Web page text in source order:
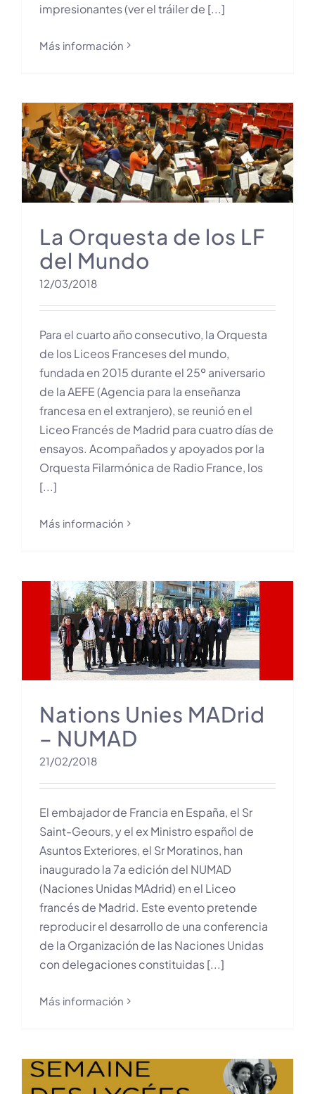
impresionantes (ver el tráiler de [...]
Más información
La Orquesta de los LF
del Mundo
12/03/2018
Para el cuarto año consecutivo, la Orquesta
de los Liceos Franceses del mundo,
fundada en 2015 durante el 25º aniversario
de la AEFE (Agencia para la enseñanza
francesa en el extranjero), se reunió en el
Liceo Francés de Madrid para cuatro días de
ensayos. Acompañados y apoyados por la
Orquesta Filarmónica de Radio France, los
[...]
Más información
Nations Unies MADrid
– NUMAD
21/02/2018
El embajador de Francia en España, el Sr
Saint-Geours, y el ex Ministro español de
Asuntos Exteriores, el Sr Moratinos, han
inaugurado la 7a edición del NUMAD
(Naciones Unidas MAdrid) en el Liceo
francés de Madrid. Este evento pretende
reproducir el desarrollo de una conferencia
de la Organización de las Naciones Unidas
con delegaciones constituidas [...]
Más información